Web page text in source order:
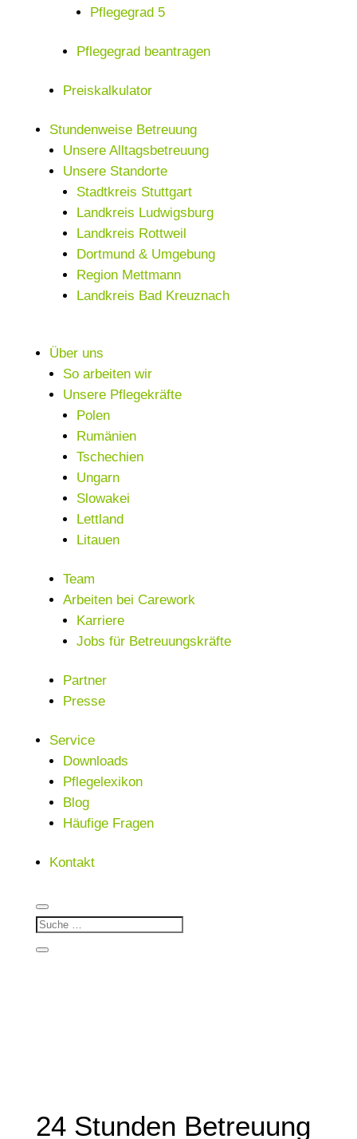
Pflegegrad 5
Pflegegrad beantragen
Preiskalkulator
Stundenweise Betreuung
Unsere Alltagsbetreuung
Unsere Standorte
Stadtkreis Stuttgart
Landkreis Ludwigsburg
Landkreis Rottweil
Dortmund & Umgebung
Region Mettmann
Landkreis Bad Kreuznach
Über uns
So arbeiten wir
Unsere Pflegekräfte
Polen
Rumänien
Tschechien
Ungarn
Slowakei
Lettland
Litauen
Team
Arbeiten bei Carework
Karriere
Jobs für Betreuungskräfte
Partner
Presse
Service
Downloads
Pflegelexikon
Blog
Häufige Fragen
Kontakt
24 Stunden Betreuung